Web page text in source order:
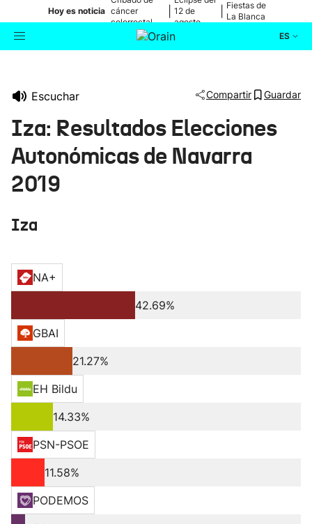
Hoy es noticia cáncer
colorrectal
12 de
agosto
Fiestas de
La Blanca
ES
Cultura
Escuchar Compartir Guardar
Iza: Resultados Elecciones
Autonómicas de Navarra
2019
Iza
NA+
42.69%
GBAI
21.27%
EH Bildu
14.33%
PSN-PSOE
11.58%
PODEMOS